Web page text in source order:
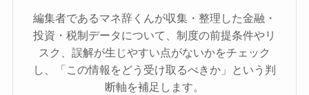
編集者であるマネ辞くんが収集・整理した金融・
投資・税制データについて、制度の前提条件やリ
スク、誤解が生じやすい点がないかをチェック
し、「この情報をどう受け取るべきか」という判
断軸を補足します。